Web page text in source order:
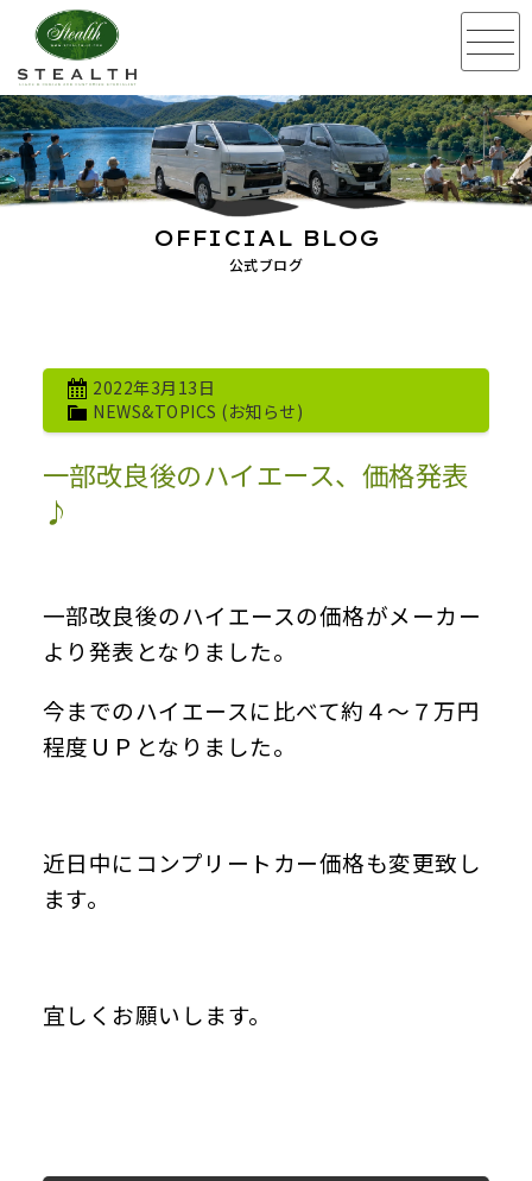
公式ブログ
OFFICIAL BLOG
2022年3月13日
NEWS&TOPICS (お知らせ)
一部改良後のハイエース、価格発表
♪
一部改良後のハイエースの価格がメーカー
より発表となりました。
今までのハイエースに比べて約４～７万円
程度ＵＰとなりました。
近日中にコンプリートカー価格も変更致し
ます。
宜しくお願いします。